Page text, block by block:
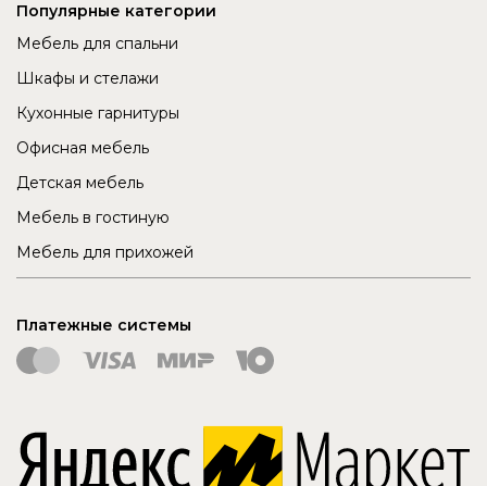
Популярные категории
Мебель для спальни
Шкафы и стелажи
Кухонные гарнитуры
Офисная мебель
Детская мебель
Мебель в гостиную
Мебель для прихожей
Платежные системы